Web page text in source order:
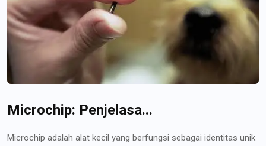
Microchip: Penjelasa...
Microchip adalah alat kecil yang berfungsi sebagai identitas unik